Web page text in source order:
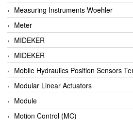
Basco
Baumer
Baumuller Vietnam
Baykee
BBC Bircher Smart Access
BCS ITALY
BEA SENSORS
Beacon Extender
Measuring Instruments Woehler
Meter
MIDEKER
MIDEKER
Mobile Hydraulics Position Sensors
Modular Linear Actuators
Module
Motion Control (MC)